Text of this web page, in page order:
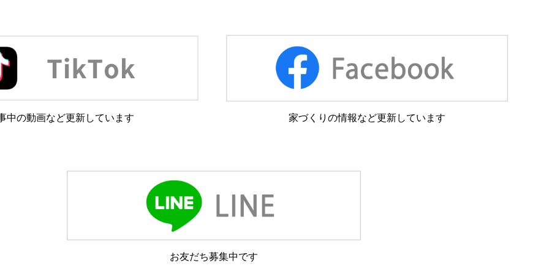
中の動画など更新しています 家づくりの情報など更新しています
お友だち募集中です